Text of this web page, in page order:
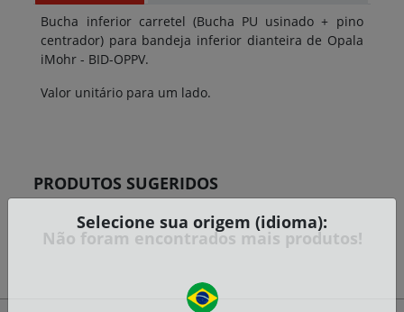
Bucha inferior carretel (Bucha PU usinado + pino
centrador) para bandeja inferior dianteira de Opala
iMohr - BID-OPPV.
Valor unitário para um lado.
PRODUTOS SUGERIDOS
Não foram encontrados mais produtos!
Selecione sua origem (idioma):